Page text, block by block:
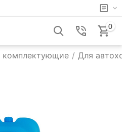
0
комплектующие / Для